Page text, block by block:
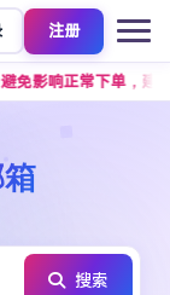
注册
响正常下单，建议提
搜索